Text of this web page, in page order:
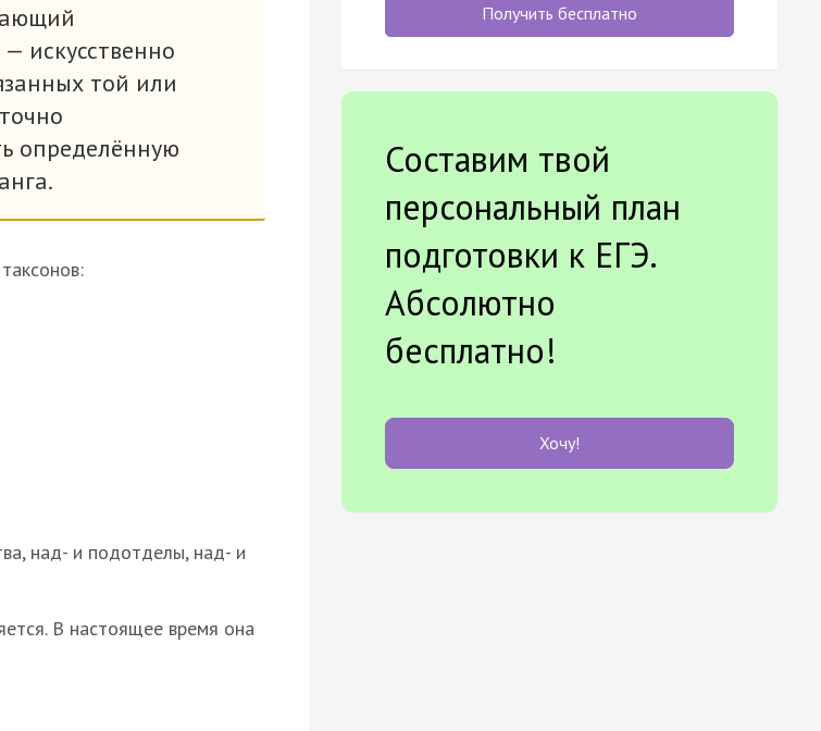
искусственно
той или
определённую
над- и подотделы, над- и
В настоящее время она
Получить бесплатно
Составим твой
персональный план
подготовки к ЕГЭ.
Абсолютно
бесплатно!
Хочу!